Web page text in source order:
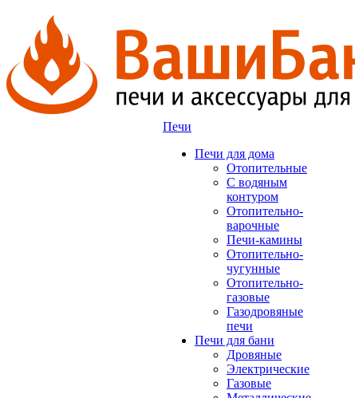
Печи
Печи для дома
Отопительные
C водяным
контуром
Отопительно-
варочные
Печи-камины
Отопительно-
чугунные
Отопительно-
газовые
Газодровяные
печи
Печи для бани
Дровяные
Электрические
Газовые